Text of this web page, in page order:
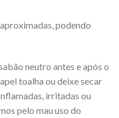
podendo
neutro antes e após o
toalha ou deixe secar
irritadas ou
pelo mau uso do